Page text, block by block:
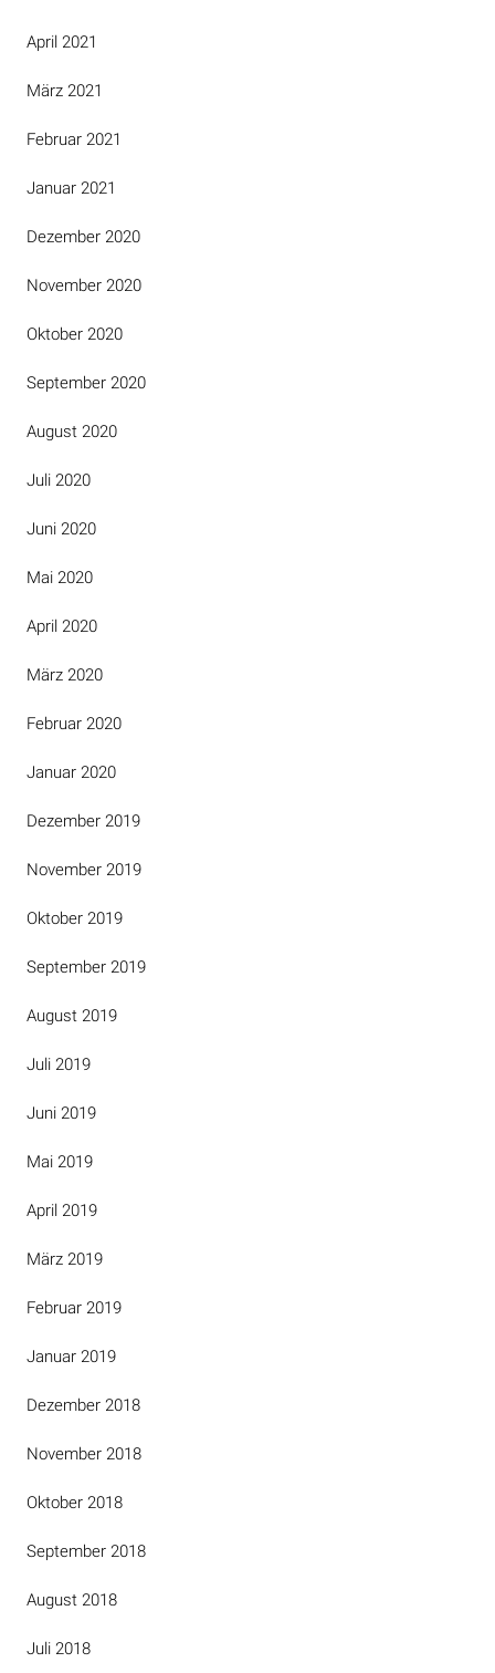
April 2021
März 2021
Februar 2021
Januar 2021
Dezember 2020
November 2020
Oktober 2020
September 2020
August 2020
Juli 2020
Juni 2020
Mai 2020
April 2020
März 2020
Februar 2020
Januar 2020
Dezember 2019
November 2019
Oktober 2019
September 2019
August 2019
Juli 2019
Juni 2019
Mai 2019
April 2019
März 2019
Februar 2019
Januar 2019
Dezember 2018
November 2018
Oktober 2018
September 2018
August 2018
Juli 2018